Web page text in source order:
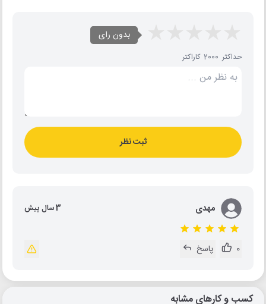
بدون رای
حداکثر 2000 کاراکتر
ثبت نظر
مهدی 3 سال پیش
0 پاسخ
کسب و کارهای مشابه